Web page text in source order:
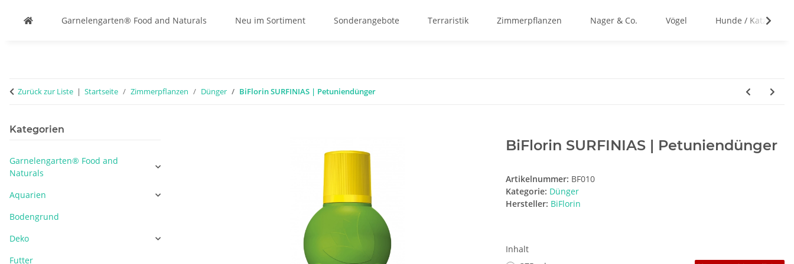
Garnelengarten® Food and Naturals Neu im Sortiment Sonderangebote Terraristik Zimmerpflanzen Nager & Co. Vögel Hunde / Katzen
Zurück zur Liste Startseite Zimmerpflanzen Dünger BiFlorin SURFINIAS | Petuniendünger
BiFlorin SURFINIAS | Petuniendünger
Artikelnummer: BF010
Kategorie: Dünger
Hersteller: BiFlorin
Inhalt
Kategorien
Garnelengarten® Food and
Naturals
Aquarien
Bodengrund
Deko
Futter